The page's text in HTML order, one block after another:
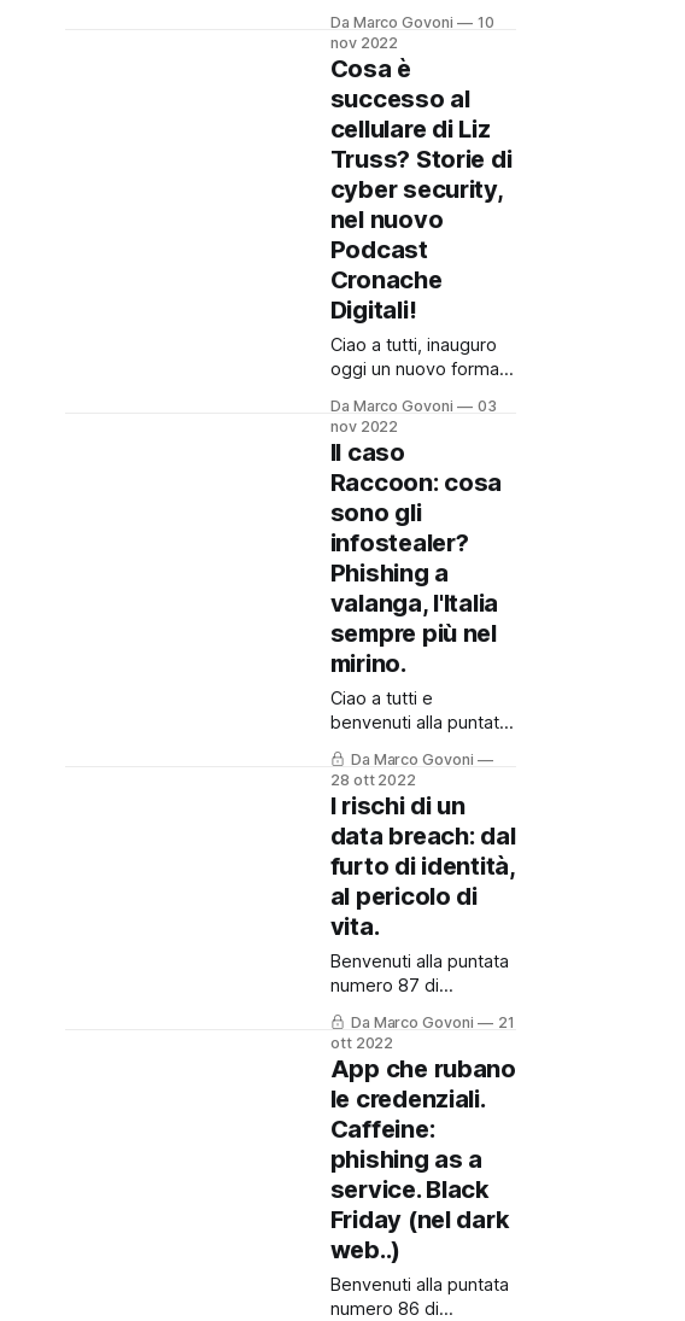
ascoltare il Podcast,
può farlo cliccando qui
o
Cronache Digitali,
dove vi racconto cosa
succede nel mondo
del cyber crime.
Come sapete, e se
non lo sapete ve lo
scrivo ora, dalla
settimana scorsa ho
deciso di cambiare il
nostro appuntamento,
portando le storie di
Cronache Digitali sul
Da Marco Govoni
10
nov 2022
Cosa è
successo al
cellulare di Liz
Truss? Storie di
cyber security,
nel nuovo
Podcast
Cronache
Digitali!
Ciao a tutti, inauguro
oggi un nuovo format
più brevi, dove
racconto come
sempre storie dal
mondo del cyber
crime, per fare alcune
riflessioni assieme! La
puntata di oggi prende
spunto da una notizia
uscita negli ultimi
giorni che riguarda la
compromissione dello
Da Marco Govoni
03
nov 2022
Il caso
Raccoon: cosa
sono gli
infostealer?
Phishing a
valanga, l'Italia
sempre più nel
mirino.
Ciao a tutti e
benvenuti alla puntata
numero 88 di
Cronache Digitali,
dove vi racconto cosa
succede nel mondo
del cyber crime.
Come sempre la
puntata è anche
disponibile in Podcast,
cliccando qui. 🙏
Ricordo che questo
blog ed il podcast,
sono gratuiti ed
"indipendenti", ovvero
senza alcuna
sponsorizzazione
Da Marco Govoni
28 ott 2022
I rischi di un
data breach: dal
furto di identità,
al pericolo di
vita.
Benvenuti alla puntata
numero 87 di
Cronache Digitali!
Come sempre la
puntata è disponibile
anche in Podcast,
cliccando qui. 🙏
Ricordo che questo
blog ed il podcast,
sono gratuiti ed
"indipendenti", ovvero
senza alcuna
sponsorizzazione e
vengono realizzati nel
mio tempo libero. Se
Da Marco Govoni
21
ott 2022
App che rubano
le credenziali.
Caffeine:
phishing as a
service. Black
Friday (nel dark
web..)
Benvenuti alla puntata
numero 86 di